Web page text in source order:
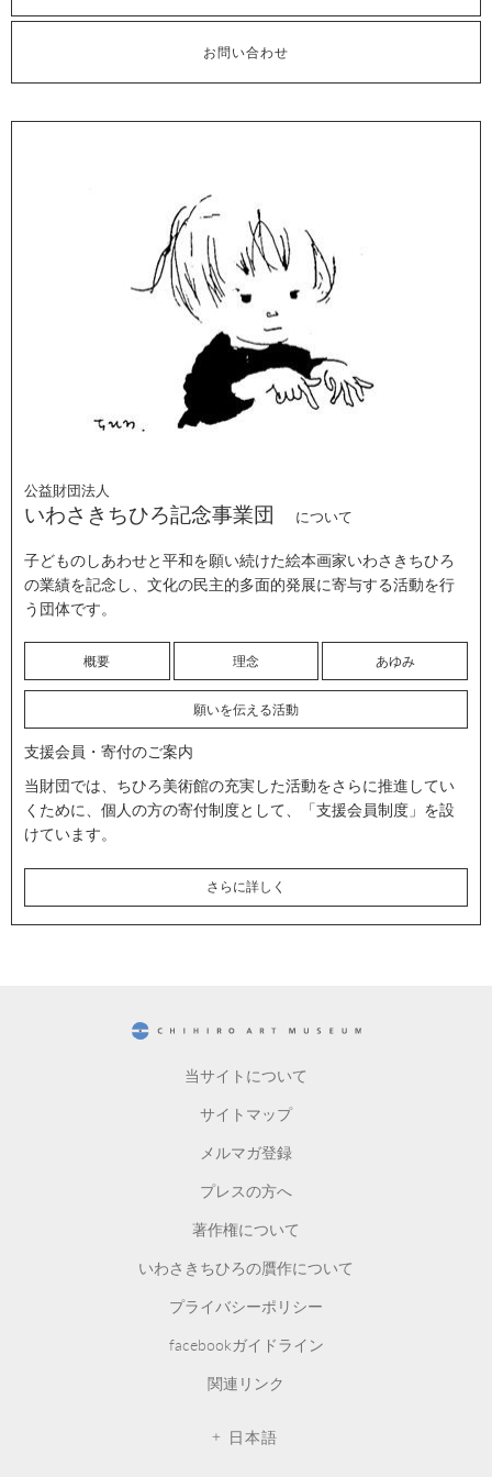
お問い合わせ
公益財団法人
いわさきちひろ記念事業団 について
子どものしあわせと平和を願い続けた絵本画家いわさきちひろ
の業績を記念し、文化の民主的多面的発展に寄与する活動を行
う団体です。
概要 理念 あゆみ
願いを伝える活動
支援会員・寄付のご案内
当財団では、ちひろ美術館の充実した活動をさらに推進してい
くために、個人の方の寄付制度として、「支援会員制度」を設
けています。
さらに詳しく
当サイトについて
サイトマップ
メルマガ登録
プレスの方へ
著作権について
いわさきちひろの贋作について
プライバシーポリシー
facebookガイドライン
関連リンク
日本語